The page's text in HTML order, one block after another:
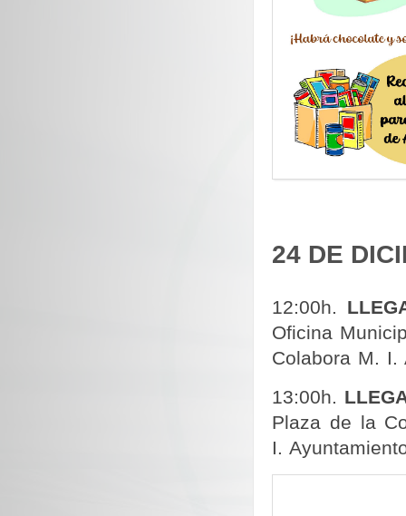
24 DE
12:00h.
Oficina
Colabora M. I.
13:00h.
Plaza de la
I.